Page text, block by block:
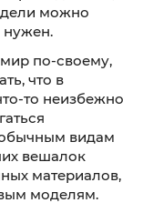
можно
нужен.
по-своему,
что в
то неизбежно
видам
вешалок
материалов,
моделям.